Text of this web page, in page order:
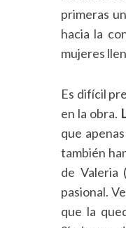
primeras
hacia la
mujeres
Es difícil
en la obra.
que
también
de Valeria
pasional.
que la